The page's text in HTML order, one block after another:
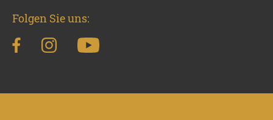
Folgen Sie uns: